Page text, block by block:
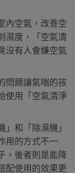
內空氣，改善空
濕度，
「空氣清
沒有人會嫌空氣
問題讓氣喘的孩
使用「空氣清淨
和「除濕機」
用的方式不一
，後者則是能降
配使用的效果更